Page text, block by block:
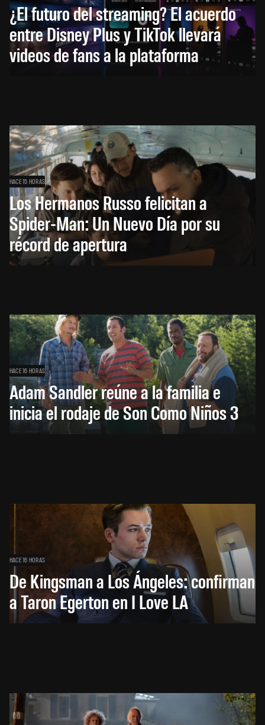
¿El futuro del streaming? El acuerdo
entre Disney Plus y TikTok llevará
videos de fans a la plataforma
HACE 15 HORAS
Los Hermanos Russo felicitan a
Spider-Man: Un Nuevo Día por su
récord de apertura
HACE 16 HORAS
Adam Sandler reúne a la familia e
inicia el rodaje de Son Como Niños 3
HACE 16 HORAS
De Kingsman a Los Ángeles: confirman
a Taron Egerton en I Love LA